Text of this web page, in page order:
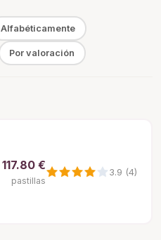
Alfabéticamente
Por valoración
117.80 €
pastillas
3.9 (4)